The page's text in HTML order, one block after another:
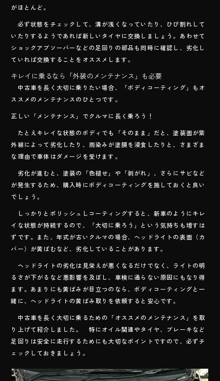
がほとんど。
必ず状態をチェックして、溝が浅くなっていたり、ひび割れして
いたりするようであれば新しいタイヤに交換しましょう。あわせて
ショックアブソーバーなどの足回りの部品も同時に確認し、劣化し
ていれば交換することをオススメします。
キレイに乗るなら「外装のメンテナンス」も必要
中古車を長く大切に乗りたい場合、「ボディコーティング」もオ
ススメのメンテナンスのひとつです。
正しい「メンテナンス」でクルマに長く乗ろう！
たとえキレイな状態のボディでも「そのまま」だと、塗装面が紫
外線によって劣化したり、雨染みが塗膜を浸食したりと、さまざま
な理由で車体はダメージを受けます。
劣化が進むと、塗装の「色褪せ」や「剥がれ」、さらにサビなど
が発生するため、購入時にボディコーティングを施しておくと良い
でしょう。
しっかりとポリッシュしコーティングすると、新車のようにキレ
イな状態が持続するので、「大切に乗ろう」という気持ちも増すは
ずです。また、年式が古いクルマの場合、ヘッドライトの表面（カ
バー）が黄ばむなど、劣化していることがあります。
ヘッドライトの劣化は見栄えが悪くなるだけでなく、ライトの明
るさが下がるなど悪影響を及ぼし、車検に通らない原因にもなり得
ます。あまりにも黄ばみが目立つのなら、ボディコーティングと一
緒に、ヘッドライトの黄ばみ取りを依頼すると安心です。
中古車を長く大切に乗るための「オススメのメンテナンス」を取
り上げて紹介しました。 特にオイル関連やタイヤ、ブレーキなど
足回りは安全に走行するためにも大切なポイントですので、必ずチ
ェックしておきましょう。